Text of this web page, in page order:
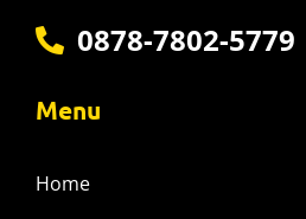
0878-7802-5779
Menu
Home